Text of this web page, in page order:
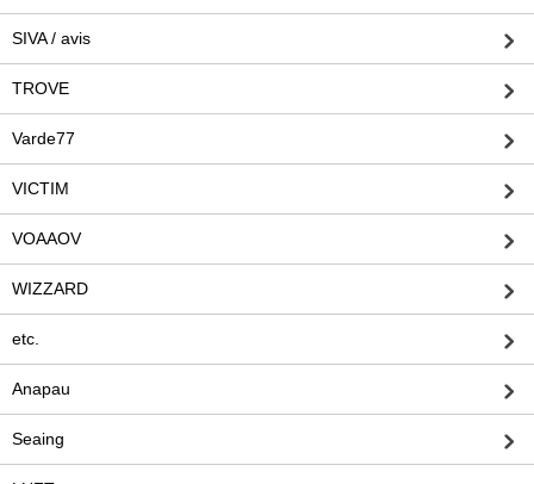
SIVA / avis
TROVE
Varde77
VICTIM
VOAAOV
WIZZARD
etc.
Anapau
Seaing